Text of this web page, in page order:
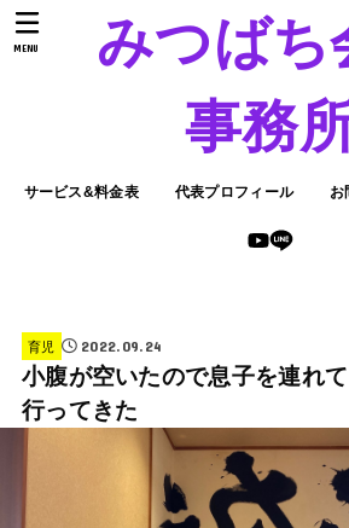
みつばち
事務
サービス&料金表 代表プロフィール お
MENU
育児 2022.09.24
小腹が空いたので息子を連れ
行ってきた